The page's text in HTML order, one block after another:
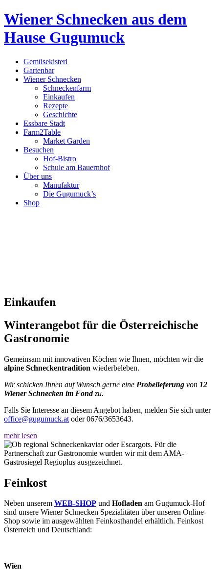
Wiener Schnecken aus dem
Hause Gugumuck
Gemüsekisterl
Gartenbar
Wiener Schnecken
Schneckenfarm
Einkaufen
Rezepte
Geschichte
Essbare Stadt
Farm2Table
Market Garden
Besuchen
Hof-Bistro
Schule am Bauernhof
Über uns
Manufaktur
Die Gugumuck’s
Shop
Einkaufen
Winterangebot für die Österreichische
Gastronomie
Gemeinsam mit innovativen Köchen wie Ihnen, möchten wir die
alpine Schneckentradition wiederbeleben.
Wir schicken Ihnen auf Wunsch gerne eine Probelieferung von 12
Wiener Schnecken im Fondzu.
Falls Sie Interesse an diesem Angebot haben, melden Sie sich unter
office@gugumuck.at oder 0676/3653643.
mehr lesen
Feinkost
Neben unserem WEB-SHOP und Hofladen am Gugumuck-Hof
sind unsere Wiener Schnecken Spezialitäten über unseren Online-
Shop sowie im ausgewählten Feinkosthandel erhältlich. Feinkost
Österreich und Deutschland:
Wien